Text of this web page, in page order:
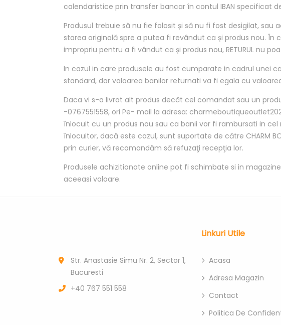
calendaristice prin transfer bancar în contul IBAN specificat
Produsul trebuie să nu fie folosit și să nu fi fost desigilat,
starea originală spre a putea fi revândut ca și produs nou.
impropriu pentru a fi vândut ca și produs nou, RETURUL nu
In cazul in care produsele au fost cumparate in cadrul unei
standard, dar valoarea banilor returnati va fi egala cu
Daca vi s-a livrat alt produs decât cel comandat sau un
-0767551558, ori Pe- mail la adresa:
înlocuit cu un produs nou sau ca banii vor fi rambursati in
înlocuitor, dacă este cazul, sunt suportate de către CHARM
prin curier, vă recomandăm să refuzaţi recepţia lor.
Produsele achizitionate online pot fi schimbate si in
aceeasi valoare.
Str. Anastasie Simu Nr. 2, Sector 1,
Bucuresti
+40 767 551 558
Linkuri Utile
Acasa
Adresa Magazin
Contact
Politica De